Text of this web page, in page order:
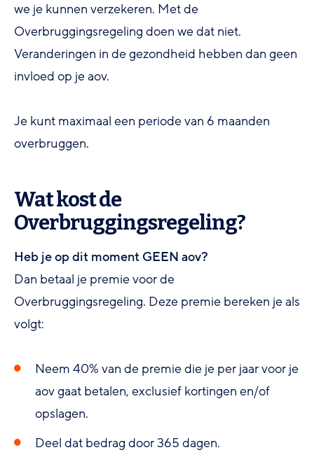
we je kunnen verzekeren. Met de
Overbruggingsregeling doen we dat niet.
Veranderingen in de gezondheid hebben dan geen
invloed op je aov.
Je kunt maximaal een periode van 6 maanden
overbruggen.
Wat kost de
Overbruggingsregeling?
Heb je op dit moment GEEN aov?
Dan betaal je premie voor de
Overbruggingsregeling. Deze premie bereken je als
volgt:
Neem 40% van de premie die je per jaar voor je
aov gaat betalen, exclusief kortingen en/of
opslagen.
Deel dat bedrag door 365 dagen.